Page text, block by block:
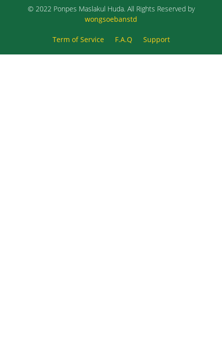
© 2022 Ponpes Maslakul Huda. All Rights Reserved by
wongsoebanstd
Term of Service F.A.Q Support